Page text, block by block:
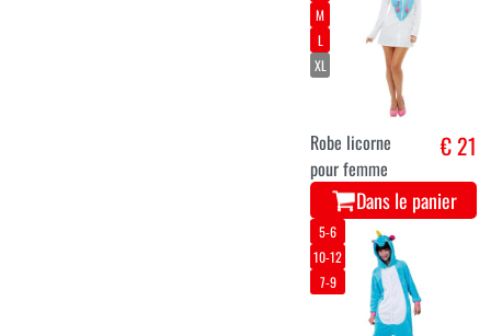
M
L
XL
Robe licorne
pour femme
€ 21
Dans le panier
5-6
10-12
7-9